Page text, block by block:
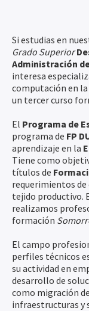
Si estudias en
Grado Superior
Administración
interesa
computación en
un tercer curso
El Programa de
programa de FP
aprendizaje en la
Tiene como
títulos de
requerimientos
tejido productivo.
realizamos
formación
El campo
perfiles técnicos
su actividad en
desarrollo de
como migración
infraestructuras y